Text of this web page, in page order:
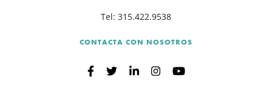
Tel: 315.422.9538
CONTACTA CON NOSOTROS